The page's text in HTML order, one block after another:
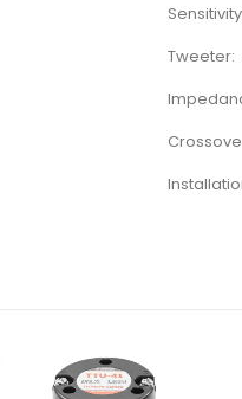
Tweeter: